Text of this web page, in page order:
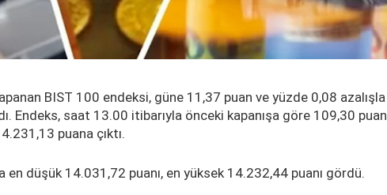
BIST 100 endeksi, güne 11,37 puan ve yüzde 0,08 azalışla
Endeks, saat 13.00 itibarıyla önceki kapanışa göre 109,30 puan
puana çıktı.
en düşük 14.031,72 puanı, en yüksek 14.232,44 puanı gördü.